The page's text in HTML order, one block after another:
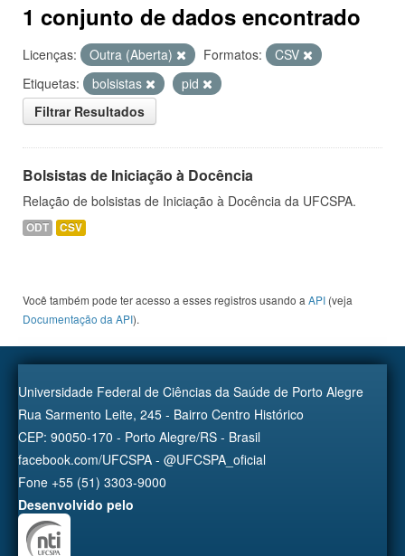
1 conjunto de dados encontrado
Licenças: Outra (Aberta) Formatos:
CSV
Etiquetas:
bolsistas
pid
Filtrar Resultados
Bolsistas de Iniciação à Docência
Relação de bolsistas de Iniciação à Docência da UFCSPA.
ODT CSV
Você também pode ter acesso a esses registros usando a API (veja
Documentação da API).
Universidade Federal de Ciências da Saúde de Porto Alegre
Rua Sarmento Leite, 245 - Bairro Centro Histórico
CEP: 90050-170 - Porto Alegre/RS - Brasil
facebook.com/UFCSPA - @UFCSPA_oficial
Fone +55 (51) 3303-9000
Desenvolvido pelo